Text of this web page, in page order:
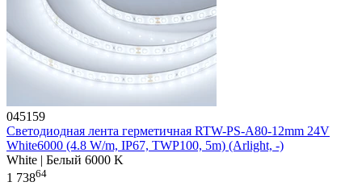
045159
Светодиодная лента герметичная RTW-PS-A80-12mm 24V
White6000 (4.8 W/m, IP67, TWP100, 5m) (Arlight, -)
White | Белый 6000 K
1 73864